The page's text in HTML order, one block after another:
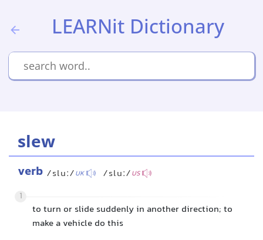
LEARNit Dictionary
slew
verb /sluː/UK /sluː/US
1
to turn or slide suddenly in another direction; to
make a vehicle do this